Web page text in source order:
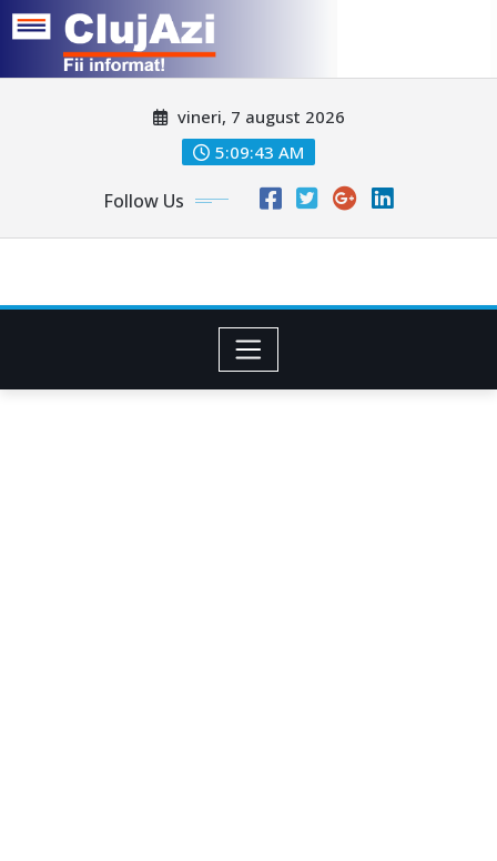
vineri, 7 august 2026
5:09:46 AM
Follow Us